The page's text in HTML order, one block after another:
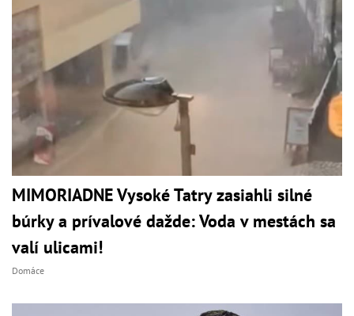
MIMORIADNE Vysoké Tatry zasiahli silné
búrky a prívalové dažde: Voda v mestách sa
valí ulicami!
Domáce